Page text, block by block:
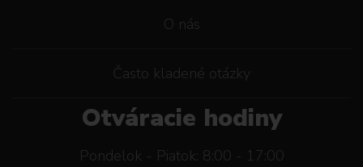
O nás
Často kladené otázky
Otváracie hodiny
Pondelok - Piatok: 8:00 - 17:00